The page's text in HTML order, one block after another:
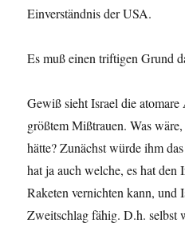
Einverständnis der USA.
Es muß einen triftigen Grund
Gewiß sieht Israel die
größtem Mißtrauen. Was
hätte? Zunächst würde ihm
hat ja auch welche, es hat den
Raketen vernichten kann, und
Zweitschlag fähig. D.h. selbst